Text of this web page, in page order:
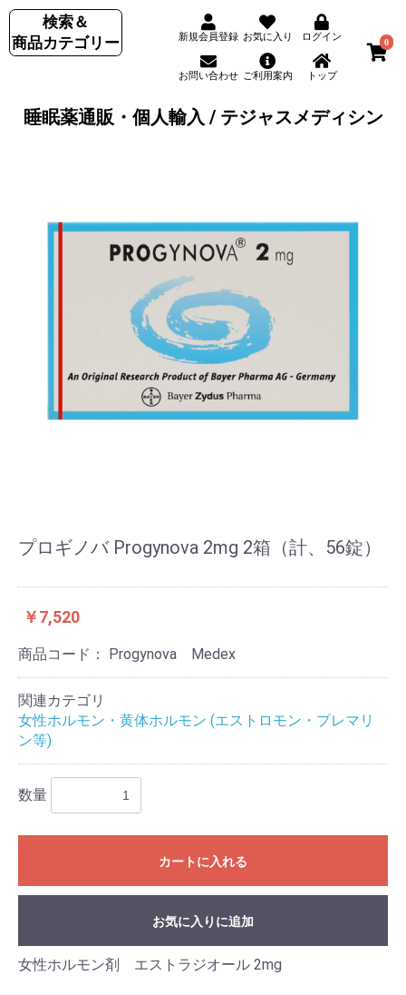
検索＆
商品カテゴリー
新規会員登録 お気に入り ログイン
お問い合わせ ご利用案内 トップ
0
睡眠薬通販・個人輸入 / テジャスメディシン
プロギノバ Progynova 2mg 2箱（計、56錠）
￥7,520
商品コード： Progynova Medex
関連カテゴリ
女性ホルモン・黄体ホルモン (エストロモン・プレマリ
ン等)
数量
カートに入れる
お気に入りに追加
女性ホルモン剤 エストラジオール 2mg